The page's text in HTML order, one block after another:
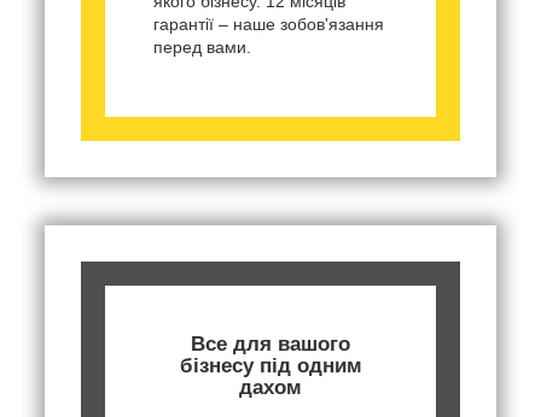
гарантії – наше зобов'язання
перед вами.
Все для вашого
бізнесу під одним
дахом